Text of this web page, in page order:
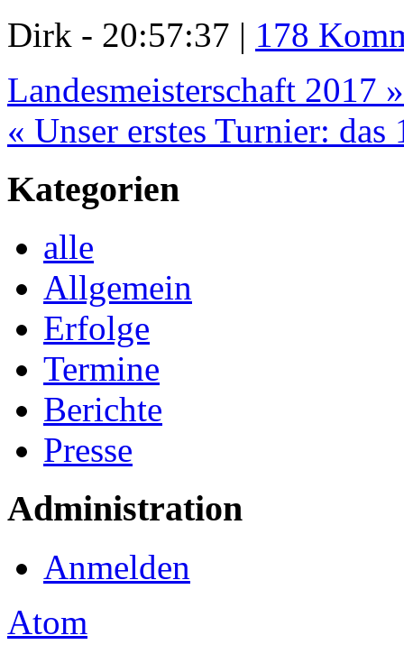
Dirk - 20:57:37 | 178
Landesmeisterschaft 2017 »
« Unser erstes Turnier:
Kategorien
alle
Allgemein
Erfolge
Termine
Berichte
Presse
Administration
Anmelden
Atom